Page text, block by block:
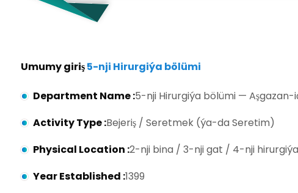
Umumy giriş5-nji Hirurgiýa bölümi
Department Name:5-nji Hirurgiýa bölümi —
Activity Type:Bejeriş / Seretmek (ýa-da Seretim)
Physical Location :2-nji bina / 3-nji gat / 4-nji
Year Established :1399